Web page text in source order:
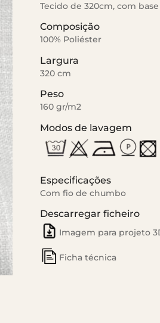
Tecido de 320cm, com
Composição
100% Poliéster
Largura
320 cm
Peso
160 gr/m2
Modos de lavagem
Especificações
Com fio de chumbo
Descarregar ficheiro
Imagem para projeto
Ficha técnica